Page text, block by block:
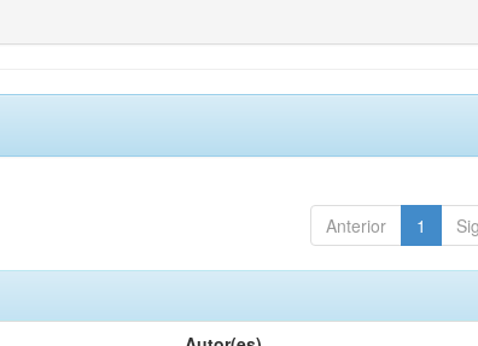
Anterior 1